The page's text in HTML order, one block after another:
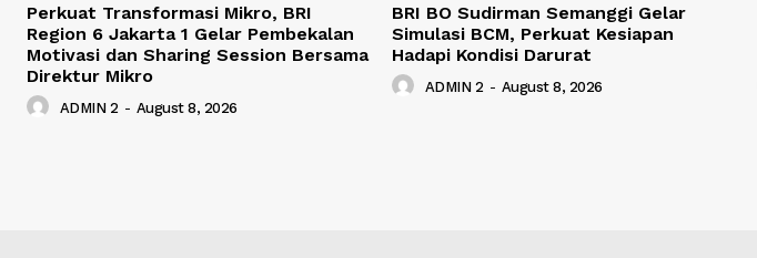
Perkuat Transformasi Mikro, BRI
Region 6 Jakarta 1 Gelar Pembekalan
Motivasi dan Sharing Session Bersama
Direktur Mikro
ADMIN 2 - August 8, 2026
BRI BO Sudirman Semanggi Gelar
Simulasi BCM, Perkuat Kesiapan
Hadapi Kondisi Darurat
ADMIN 2 - August 8, 2026